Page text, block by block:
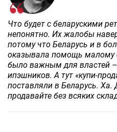
Что будет с беларускими
непонятно. Их жалобы
потому что Беларусь и в
оказывала помощь малому
было важным для властей
ипэшников. А тут «купи-
поставляли в Беларусь. Ха.
продавайте без всяких